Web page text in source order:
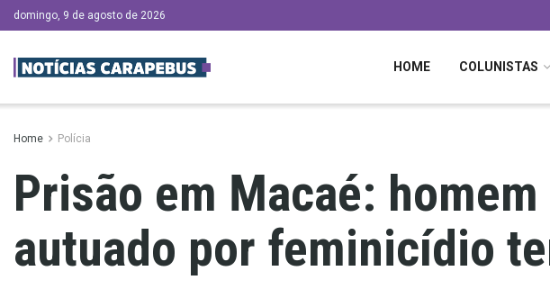
domingo, 9 de agosto de 2026
HOME COLUNISTAS
Home Polícia
Prisão em Macaé:
autuado por feminicídio